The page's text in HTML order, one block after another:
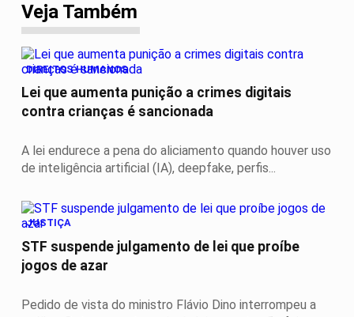
Veja Também
DIREITOS HUMANOS
Lei que aumenta punição a crimes digitais
contra crianças é sancionada
A lei endurece a pena do aliciamento quando houver uso
de inteligência artificial (IA), deepfake, perfis...
JUSTIÇA
STF suspende julgamento de lei que proíbe
jogos de azar
Pedido de vista do ministro Flávio Dino interrompeu a